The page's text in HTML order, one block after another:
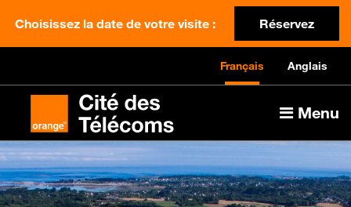
Choisissez la date de votre visite : Réservez
Français Anglais
Menu